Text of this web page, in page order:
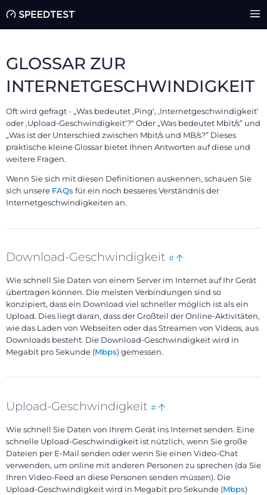
GLOSSAR ZUR
INTERNETGESCHWINDIGKEIT
Oft wird gefragt - „Was bedeutet ,Ping‘, ,Internetgeschwindigkeit‘
oder ,Upload-Geschwindigkeit‘?“ Oder „Was bedeutet Mbit/s” und
„Was ist der Unterschied zwischen Mbit/s und MB/s?” Dieses
praktische kleine Glossar bietet Ihnen Antworten auf diese und
weitere Fragen.
Wenn Sie sich mit diesen Definitionen auskennen, schauen Sie
sich unsere FAQs für ein noch besseres Verständnis der
Internetgeschwindigkeiten an.
Download-Geschwindigkeit # Bookmark
top
Wie schnell Sie Daten von einem Server im Internet auf Ihr Gerät
übertragen können. Die meisten Verbindungen sind so
konzipiert, dass ein Download viel schneller möglich ist als ein
Upload. Dies liegt daran, dass der Großteil der Online-Aktivitäten,
wie das Laden von Webseiten oder das Streamen von Videos, aus
Downloads besteht. Die Download-Geschwindigkeit wird in
Megabit pro Sekunde (Mbps) gemessen.
Upload-Geschwindigkeit # Bookmark
top
Wie schnell Sie Daten von Ihrem Gerät ins Internet senden. Eine
schnelle Upload-Geschwindigkeit ist nützlich, wenn Sie große
Dateien per E-Mail senden oder wenn Sie einen Video-Chat
verwenden, um online mit anderen Personen zu sprechen (da Sie
Ihren Video-Feed an diese Personen senden müssen). Die
Upload-Geschwindigkeit wird in Megabit pro Sekunde (Mbps)